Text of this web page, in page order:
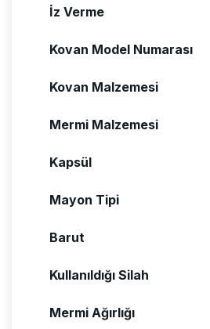
İz Verme
Kovan Model Numarası
Kovan Malzemesi
Mermi Malzemesi
Kapsül
Mayon Tipi
Barut
Kullanıldığı Silah
Mermi Ağırlığı